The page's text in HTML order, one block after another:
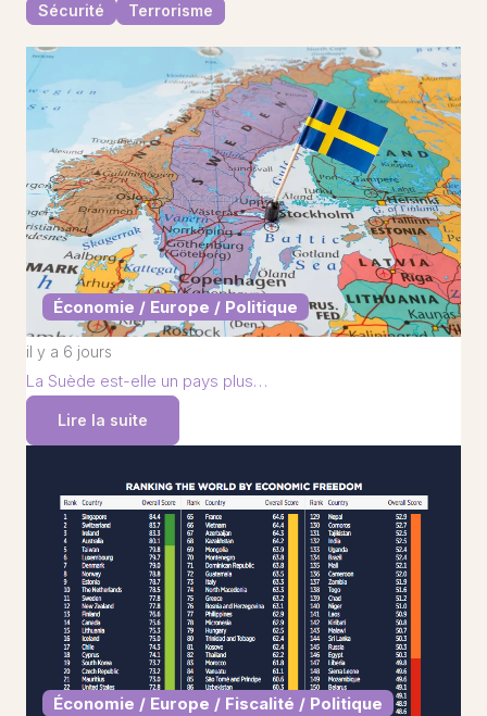
Sécurité
Terrorisme
Économie / Europe / Politique
il y a 6 jours
La Suède est-elle un pays plus…
Lire la suite
Économie / Europe / Fiscalité / Politique